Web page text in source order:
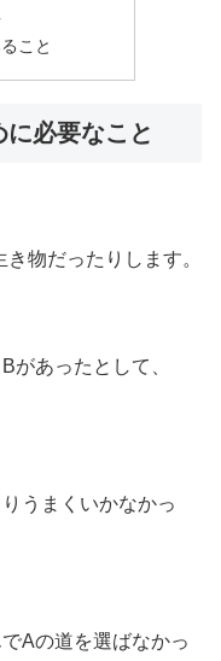
こと
必要なこと
物だったりします。
があったとして、
うまくいかなかっ
Aの道を選ばなかっ